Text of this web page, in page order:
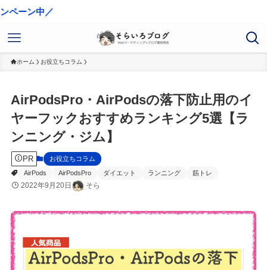
ホーム お役立ちコラム
AirPodsPro・AirPodsの落下防止用のイ
ヤーフックおすすめランキング5選【ラ
ンニング・ジム】
PR
お役立ちコラム
AirPods
AirPodsPro ダイエット ランニング 筋トレ
2022年9月20日 そら